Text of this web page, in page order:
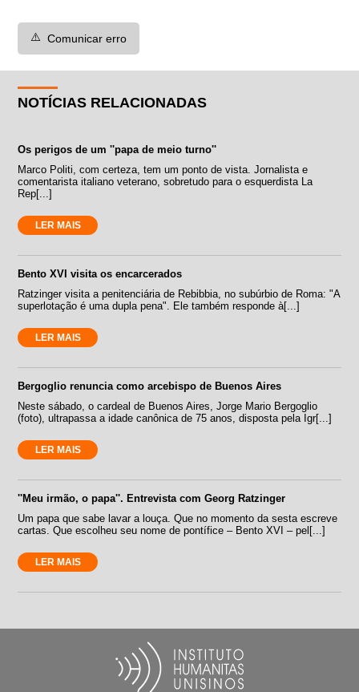
⚠️ Comunicar erro
NOTÍCIAS RELACIONADAS
Os perigos de um ''papa de meio turno''
Marco Politi, com certeza, tem um ponto de vista. Jornalista e
comentarista italiano veterano, sobretudo para o esquerdista La
Rep[...]
LER MAIS
Bento XVI visita os encarcerados
Ratzinger visita a penitenciária de Rebibbia, no subúrbio de Roma: "A
superlotação é uma dupla pena". Ele também responde à[...]
LER MAIS
Bergoglio renuncia como arcebispo de Buenos Aires
Neste sábado, o cardeal de Buenos Aires, Jorge Mario Bergoglio
(foto), ultrapassa a idade canônica de 75 anos, disposta pela Igr[...]
LER MAIS
''Meu irmão, o papa''. Entrevista com Georg Ratzinger
Um papa que sabe lavar a louça. Que no momento da sesta escreve
cartas. Que escolheu seu nome de pontífice – Bento XVI – pel[...]
LER MAIS